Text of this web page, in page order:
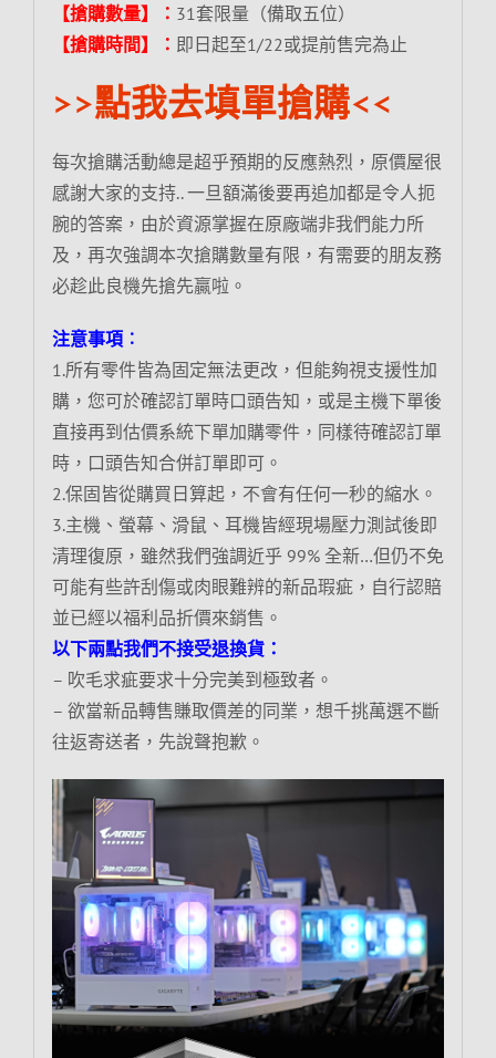
【搶購數量】： 31套限量（備取五位）
【搶購時間】： 即日起至1/22或提前售完為止
>>點我去填單搶購<<
每次搶購活動總是超乎預期的反應熱烈，原價屋很
感謝大家的支持.. 一旦額滿後要再追加都是令人扼
腕的答案，由於資源掌握在原廠端非我們能力所
及，再次強調本次搶購數量有限，有需要的朋友務
必趁此良機先搶先贏啦。
注意事項︰
1.所有零件皆為固定無法更改，但能夠視支援性加
購，您可於確認訂單時口頭告知，或是主機下單後
直接再到估價系統下單加購零件，同樣待確認訂單
時，口頭告知合併訂單即可。
2.保固皆從購買日算起，不會有任何一秒的縮水。
3.主機、螢幕、滑鼠、耳機皆經現場壓力測試後即
清理復原，雖然我們強調近乎 99% 全新…但仍不免
可能有些許刮傷或肉眼難辨的新品瑕疵，自行認賠
並已經以福利品折價來銷售。
以下兩點我們不接受退換貨：
– 吹毛求疵要求十分完美到極致者。
– 欲當新品轉售賺取價差的同業，想千挑萬選不斷
往返寄送者，先說聲抱歉。